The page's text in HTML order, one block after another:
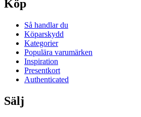
Köp
Så handlar du
Köparskydd
Kategorier
Populära varumärken
Inspiration
Presentkort
Authenticated
Sälj